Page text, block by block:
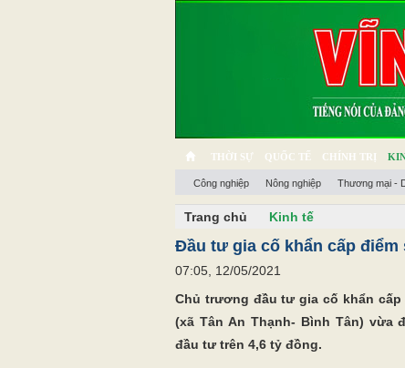
THỜI SỰ QUỐC TẾ CHÍNH TRỊ
CHUYỆN TỬ TẾ MULTIMEDIA PHÓNG SỰ
Công nghiệp Nông nghiệp Thương mại -
Trang chủ Kinh tế
Đầu tư gia cố khẩn cấp
07:05, 12/05/2021
Chủ trương đầu tư gia cố khẩn
(xã Tân An Thạnh- Bình Tân)
đầu tư trên 4,6 tỷ đồng.